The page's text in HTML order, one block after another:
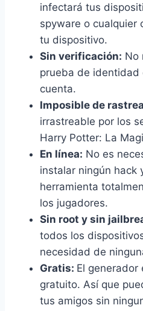
infectará tus
spyware o cualquier
tu dispositivo.
Sin verificación: No
prueba de identidad
cuenta.
Imposible de
irrastreable por los
Harry Potter: La
En línea: No es
instalar ningún hack
herramienta
los jugadores.
Sin root y sin
todos los
necesidad de
Gratis: El generador
gratuito. Así que
tus amigos sin